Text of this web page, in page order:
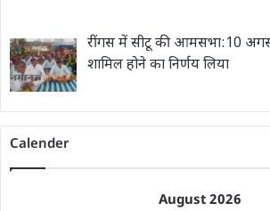
रींगस में सीटू की आमसभा:10
शामिल होने का निर्णय लिया
Calender
August 2026